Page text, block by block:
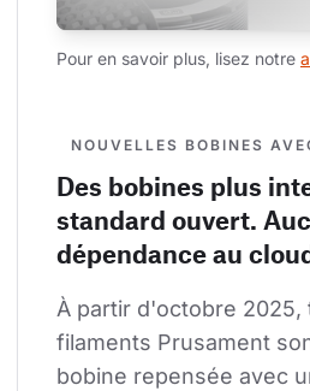
Pour en savoir plus, lisez notre
NOUVELLES BOBINES
Des bobines plus
standard ouvert.
dépendance au
À partir d'octobre 2025,
filaments Prusament
bobine repensée avec